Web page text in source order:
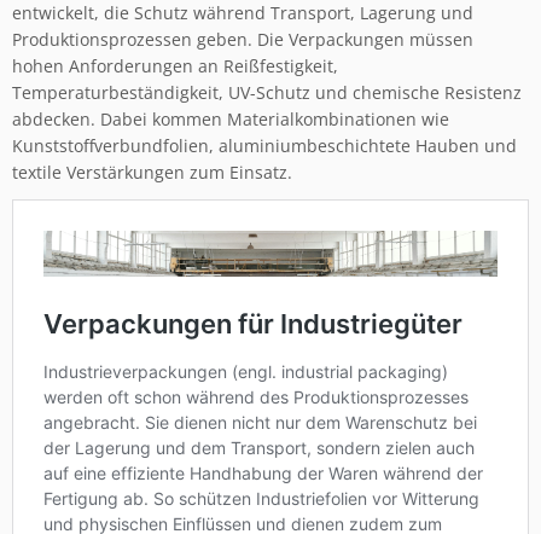
entwickelt, die Schutz während Transport, Lagerung und
Produktionsprozessen geben. Die Verpackungen müssen
hohen Anforderungen an Reißfestigkeit,
Temperaturbeständigkeit, UV-Schutz und chemische Resistenz
abdecken. Dabei kommen Materialkombinationen wie
Kunststoffverbundfolien, aluminiumbeschichtete Hauben und
textile Verstärkungen zum Einsatz.